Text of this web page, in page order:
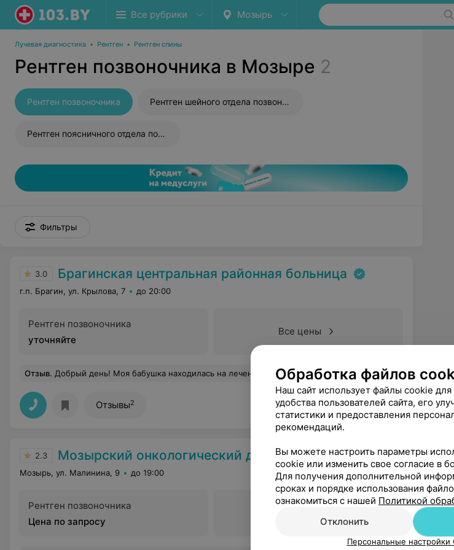
Все рубрики Мозырь
Лучевая диагностика • Рентген • Рентген спины
Рентген позвоночника в Мозыре 2
Рентген позвоночника Рентген шейного отдела позвоночника
Рентген поясничного отдела позвоночника
Фильтры
3.0 Брагинская центральная районная больница
г.п. Брагин, ул. Крылова, 7 до 20:00
Рентген позвоночника
уточняйте
Все цены
Отзыв. Добрый день! Моя бабушка находилась на лечении в Брагинской центральной районной больнице в январе 2020 года. Хочу выразить благодарность врачу терапевту Примак Ирине Васильевне от своей бабушки Романовец Галины Васильевны и от себя лично. Спасибо за профессионализм, вовремя оказанное лечение, корректное и внимательное отношение, за душевность. Желаем здоровья и успехов в профессиональной карьере. Еще
Отзывы2
2.3 Мозырский онкологический диспансер
Мозырь, ул. Малинина, 9 до 19:00
Рентген позвоночника
Цена по запросу
Обработка файлов
Наш сайт использует файлы cookie
удобства пользователей сайта, его
статистики и предоставления
рекомендаций.
Вы можете настроить параметры
cookie или изменить свое согласие в
Для получения дополнительной
сроках и порядке использования
ознакомиться с нашей Политикой
Отклонить
Персональные настройки